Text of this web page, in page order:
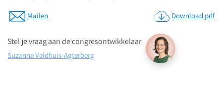
Mailen Download pdf
Stel je vraag aan de congresontwikkelaar
Suzanne Veldhuis-Agterberg